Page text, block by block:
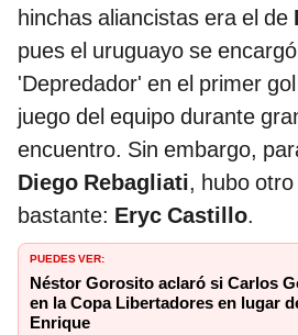
hinchas aliancistas era el de
pues el uruguayo se
'Depredador' en el primer
juego del equipo durante
encuentro. Sin embargo,
Diego Rebagliati, hubo
bastante: Eryc Castillo.
PUEDES VER:
Néstor Gorosito aclaró si Carlos
en la Copa Libertadores en lugar
Enrique